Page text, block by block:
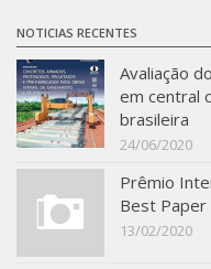
Projeto Crescimento
SBTA 2017
Convênio ABCP-USP
Publicações
NOTICIAS RECENTES
Avaliação
em central
brasileira
24/06/2020
Prêmio
Best
13/02/2020